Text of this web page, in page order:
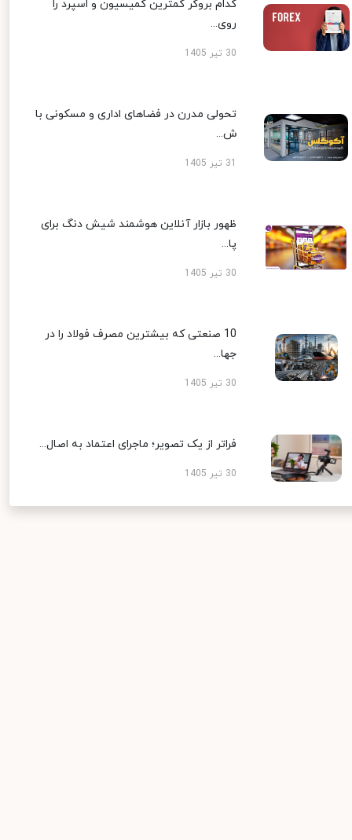
کدام بروکر کمترین کمیسیون و اسپرد را
روی...
30 تیر 1405
تحولی مدرن در فضاهای اداری و مسکونی با
ش...
ظهور بازار آنلاین هوشمند شیش دنگ برای
پا...
30 تیر 1405
10 صنعتی که بیشترین مصرف فولاد را در
جها...
30 تیر 1405
فراتر از یک تصویر؛ ماجرای اعتماد به اصال...
30 تیر 1405